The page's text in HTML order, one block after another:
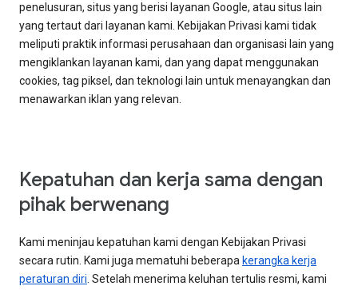
penelusuran, situs yang berisi layanan Google, atau situs lain
yang tertaut dari layanan kami. Kebijakan Privasi kami tidak
meliputi praktik informasi perusahaan dan organisasi lain yang
mengiklankan layanan kami, dan yang dapat menggunakan
cookies, tag piksel, dan teknologi lain untuk menayangkan dan
menawarkan iklan yang relevan.
Kepatuhan dan kerja sama dengan
pihak berwenang
Kami meninjau kepatuhan kami dengan Kebijakan Privasi
secara rutin. Kami juga mematuhi beberapa kerangka kerja
peraturan diri. Setelah menerima keluhan tertulis resmi, kami